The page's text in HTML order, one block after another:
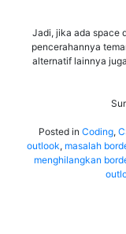
Jadi, jika ada space
pencerahannya
alternatif lainnya
Posted in Coding,
outlook, masalah
menghilangkan